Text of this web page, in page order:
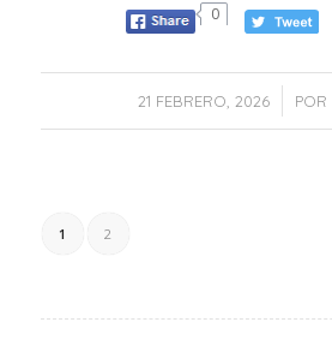
0
21 FEBRERO, 2026
/ POR
1 2